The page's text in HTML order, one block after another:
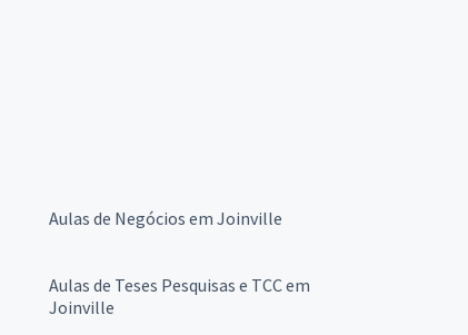
Aulas de Negócios em Joinville
Aulas de Teses Pesquisas e TCC em
Joinville